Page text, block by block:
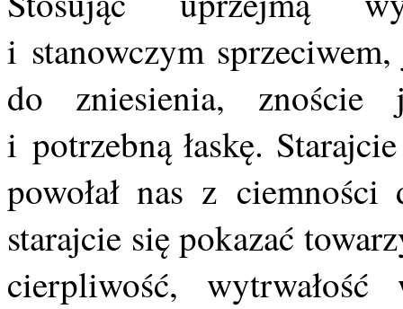
i stanowczym
do zniesienia,
i potrzebną łaskę.
powołał nas z ciemności
starajcie się pokazać
cierpliwość,